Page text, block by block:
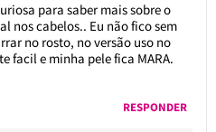
para saber mais sobre o
nos cabelos.. Eu não fico sem
no rosto, no versão uso no
facil e minha pele fica MARA.
RESPONDER